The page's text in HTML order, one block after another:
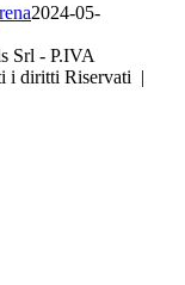
2024-05-
Srl - P.IVA
diritti Riservati |